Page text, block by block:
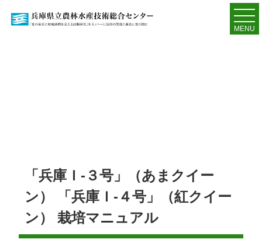
MENU
「兵庫Ｉ-３号」（あまクイー
ン） 「兵庫Ｉ-４号」（紅クイー
ン） 栽培マニュアル